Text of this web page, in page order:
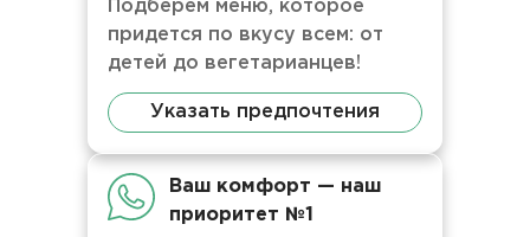
Подберем меню, которое
придется по вкусу всем: от
детей до вегетарианцев!
Указать предпочтения
Ваш комфорт — наш
приоритет №1